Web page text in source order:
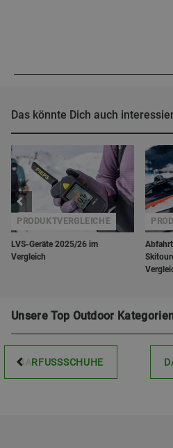
Das könnte Dich auch
LVS-Geräte 2025/26 im
Vergleich
PRODUKTVERGLEICHE
Unsere Top Outdoor
BARFUSSSCHUHE